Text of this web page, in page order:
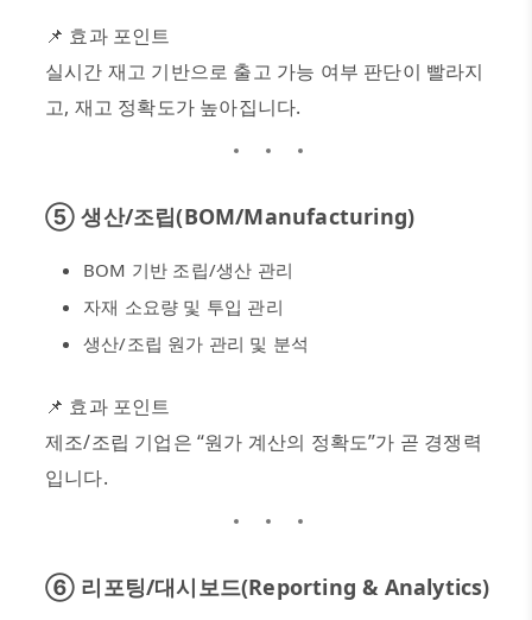
📌 효과 포인트
실시간 재고 기반으로 출고 가능 여부 판단이 빨라지
고, 재고 정확도가 높아집니다.
⑤생산/조립(BOM/Manufacturing)
BOM 기반 조립/생산 관리
자재 소요량 및 투입 관리
생산/조립 원가 관리 및 분석
📌 효과 포인트
제조/조립 기업은 “원가 계산의 정확도”가 곧 경쟁력
입니다.
⑥ 리포팅/대시보드(Reporting & Analytics)